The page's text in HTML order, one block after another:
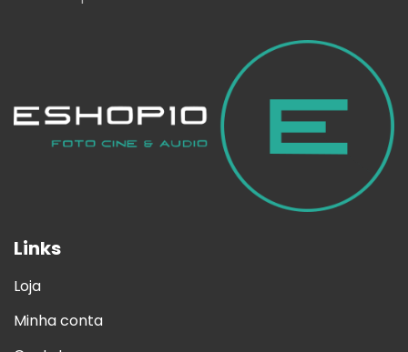
Links
Loja
Minha conta